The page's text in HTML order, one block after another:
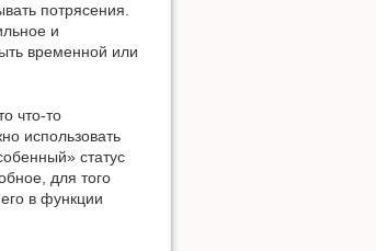
потрясения.
и
временной или
что-то
использовать
статус
для того
в функции